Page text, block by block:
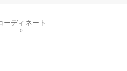
ーディネート
0